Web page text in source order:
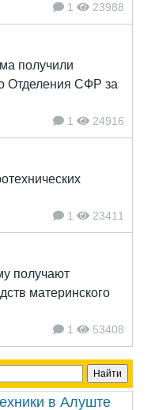
1 23988
получили
Отделения СФР за
1 24916
1 23411
получают
материнского
1 53408